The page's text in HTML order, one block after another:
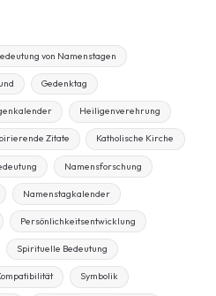
von Namenstagen
Gedenktag
Heiligenverehrung
Zitate Katholische Kirche
Namensforschung
Namenstagkalender
Persönlichkeitsentwicklung
Spirituelle Bedeutung
Symbolik